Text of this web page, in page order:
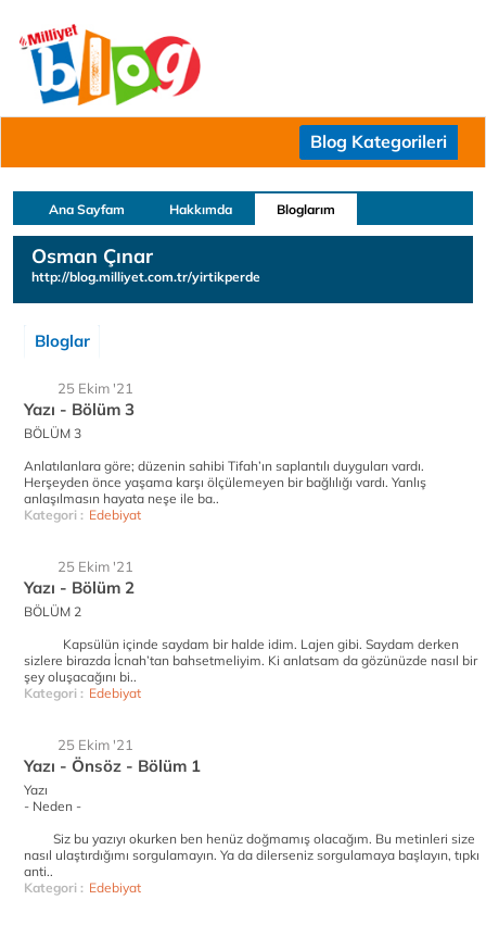
Blog Kategorileri
Ana Sayfam Hakkımda Bloglarım
Osman Çınar
http://blog.milliyet.com.tr/yirtikperde
Bloglar
25 Ekim '21
Yazı - Bölüm 3
BÖLÜM 3
Anlatılanlara göre; düzenin sahibi Tifah’ın saplantılı duyguları vardı.
Herşeyden önce yaşama karşı ölçülemeyen bir bağlılığı vardı. Yanlış
anlaşılmasın hayata neşe ile ba..
Kategori : Edebiyat
25 Ekim '21
Yazı - Bölüm 2
BÖLÜM 2
Kapsülün içinde saydam bir halde idim. Lajen gibi. Saydam derken
sizlere birazda İcnah’tan bahsetmeliyim. Ki anlatsam da gözünüzde nasıl bir
şey oluşacağını bi..
Kategori : Edebiyat
25 Ekim '21
Yazı - Önsöz - Bölüm 1
Yazı
- Neden -
Siz bu yazıyı okurken ben henüz doğmamış olacağım. Bu metinleri size
nasıl ulaştırdığımı sorgulamayın. Ya da dilerseniz sorgulamaya başlayın, tıpkı
anti..
Kategori : Edebiyat